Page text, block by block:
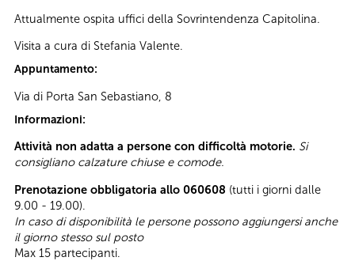
Attualmente ospita uffici della Sovrintendenza Capitolina.
Visita a cura di Stefania Valente.
Appuntamento:
Via di Porta San Sebastiano, 8
Informazioni:
Attività non adatta a persone con difficoltà motorie. Si
consigliano calzature chiuse e comode.
Prenotazione obbligatoria allo 060608 (tutti i giorni dalle
9.00 - 19.00).
In caso di disponibilità le persone possono aggiungersi anche
il giorno stesso sul posto
Max 15 partecipanti.